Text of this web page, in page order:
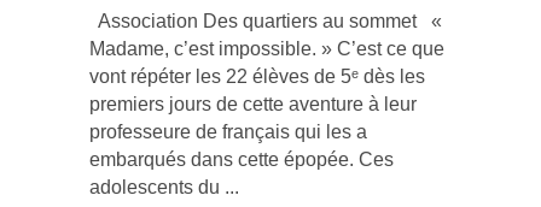
Association Des quartiers au sommet «
Madame, c’est impossible. » C’est ce que
vont répéter les 22 élèves de 5ᵉ dès les
premiers jours de cette aventure à leur
professeure de français qui les a
embarqués dans cette épopée. Ces
adolescents du